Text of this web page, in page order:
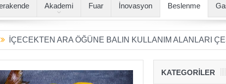
Akademi Fuar İnovasyon Beslenme
ARA ÖĞÜNE BALIN KULLANIM ALANLARI
KATEGORILER